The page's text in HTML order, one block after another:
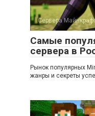
Сервера
Самые
сервера в
Рынок популярных
жанры и секреты